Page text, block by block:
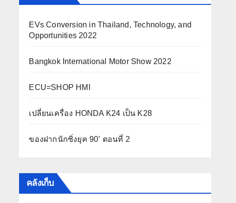
EVs Conversion in Thailand, Technology, and
Opportunities 2022
Bangkok International Motor Show 2022
ECU=SHOP HMI
เปลี่ยนเครื่อง HONDA K24 เป็น K28
ของฝากนักซิ่งยุค 90’ ตอนที่ 2
คลังเก็บ